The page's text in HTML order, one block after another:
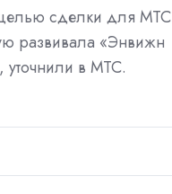
целью сделки для МТС
развивала «Энвижн
уточнили в МТС.